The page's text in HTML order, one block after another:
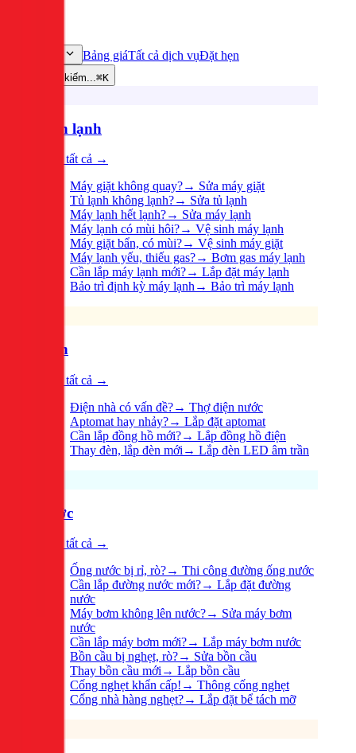
Bảng giáTất cả dịch vụĐặt hẹn
Tìm kiếm...⌘K
Điện lạnh
Xem tất cả →
Máy giặt không quay?→ Sửa máy giặt
Tủ lạnh không lạnh?→ Sửa tủ lạnh
Máy lạnh hết lạnh?→ Sửa máy lạnh
Máy lạnh có mùi hôi?→ Vệ sinh máy lạnh
Máy giặt bẩn, có mùi?→ Vệ sinh máy giặt
Máy lạnh yếu, thiếu gas?→ Bơm gas máy lạnh
Cần lắp máy lạnh mới?→ Lắp đặt máy lạnh
Bảo trì định kỳ máy lạnh→ Bảo trì máy lạnh
Điện
Xem tất cả →
Điện nhà có vấn đề?→ Thợ điện nước
Aptomat hay nhảy?→ Lắp đặt aptomat
Cần lắp đồng hồ mới?→ Lắp đồng hồ điện
Thay đèn, lắp đèn mới → Lắp đèn LED âm trần
Nước
Xem tất cả →
Ống nước bị rỉ, rò?→ Thi công đường ống nước
Cần lắp đường nước mới?→ Lắp đặt đường
nước
Máy bơm không lên nước?→ Sửa máy bơm
nước
Cần lắp máy bơm mới?→ Lắp máy bơm nước
Bồn cầu bị nghẹt, rò?→ Sửa bồn cầu
Thay bồn cầu mới → Lắp bồn cầu
Cống nghẹt khẩn cấp! → Thông cống nghẹt
Cống nhà hàng nghẹt?→ Lắp đặt bể tách mỡ